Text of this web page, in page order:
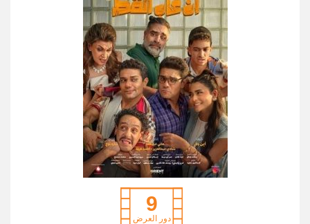
9
دور العرض